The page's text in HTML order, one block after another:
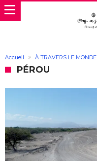
Accueil À TRAVERS LE MONDE
PÉROU